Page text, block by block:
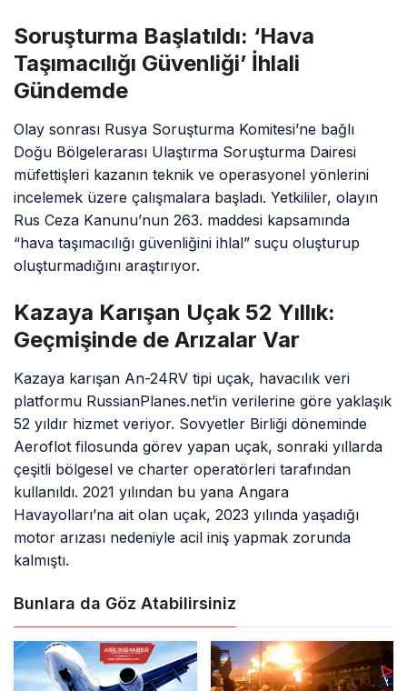
Soruşturma Başlatıldı: ‘Hava
Taşımacılığı Güvenliği’ İhlali
Gündemde
Olay sonrası Rusya Soruşturma Komitesi’ne bağlı
Doğu Bölgelerarası Ulaştırma Soruşturma Dairesi
müfettişleri kazanın teknik ve operasyonel yönlerini
incelemek üzere çalışmalara başladı. Yetkililer, olayın
Rus Ceza Kanunu’nun 263. maddesi kapsamında
“hava taşımacılığı güvenliğini ihlal” suçu oluşturup
oluşturmadığını araştırıyor.
Kazaya Karışan Uçak 52 Yıllık:
Geçmişinde de Arızalar Var
Kazaya karışan An-24RV tipi uçak, havacılık veri
platformu RussianPlanes.net’in verilerine göre yaklaşık
52 yıldır hizmet veriyor. Sovyetler Birliği döneminde
Aeroflot filosunda görev yapan uçak, sonraki yıllarda
çeşitli bölgesel ve charter operatörleri tarafından
kullanıldı. 2021 yılından bu yana Angara
Havayolları’na ait olan uçak, 2023 yılında yaşadığı
motor arızası nedeniyle acil iniş yapmak zorunda
kalmıştı.
Bunlara da Göz Atabilirsiniz